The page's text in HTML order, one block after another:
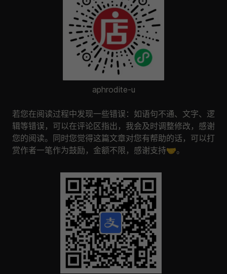
aphrodite-u
若您在阅读过程中发现一些错误：如语句不通、文字、逻
辑等错误，可以在评论区指出，我会及时调整修改，感谢
您的阅读。同时您觉得这篇文章对您有帮助的话，可以打
赏作者一笔作为鼓励，金额不限，感谢支持🤝。